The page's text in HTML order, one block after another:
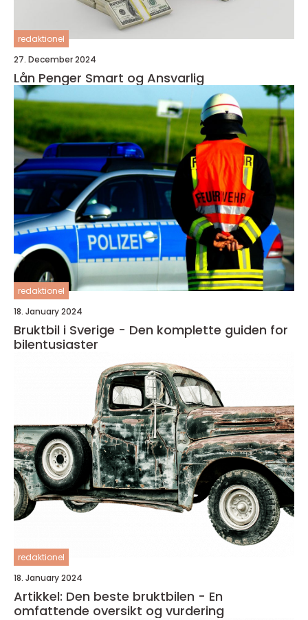
redaktionel
27. December 2024
Lån Penger Smart og Ansvarlig
redaktionel
18. January 2024
Bruktbil i Sverige - Den komplette guiden for
bilentusiaster
redaktionel
18. January 2024
Artikkel: Den beste bruktbilen - En
omfattende oversikt og vurdering